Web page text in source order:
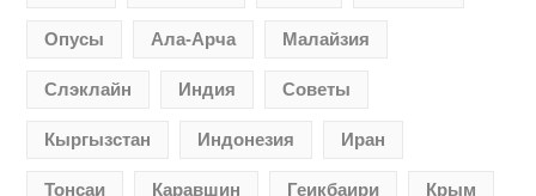
Опусы Ала-Арча Малайзия
Слэклайн Индия Советы
Кыргызстан Индонезия Иран
Тонсаи Каравшин Геикбаири Крым